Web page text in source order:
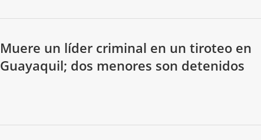
Muere un líder criminal en un tiroteo en
Guayaquil; dos menores son detenidos